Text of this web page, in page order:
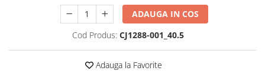
ADAUGA IN COS
Cod Produs: CJ1288-001_40.5
Adauga la Favorite